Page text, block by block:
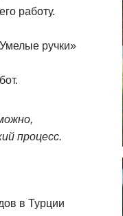
работу.
ручки»
процесс.
в Турции